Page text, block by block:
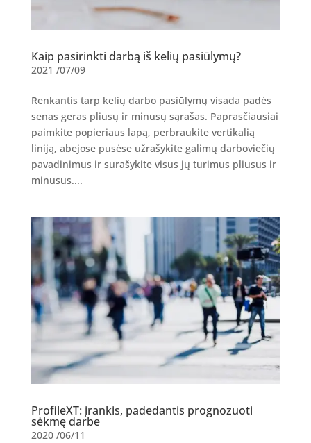
Kaip pasirinkti darbą iš kelių pasiūlymų?
2021 /07/09
Renkantis tarp kelių darbo pasiūlymų visada padės
senas geras pliusų ir minusų sąrašas. Paprasčiausiai
paimkite popieriaus lapą, perbraukite vertikalią
liniją, abejose pusėse užrašykite galimų darboviečių
pavadinimus ir surašykite visus jų turimus pliusus ir
minusus....
ProfileXT: įrankis, padedantis prognozuoti
sėkmę darbe
2020 /06/11